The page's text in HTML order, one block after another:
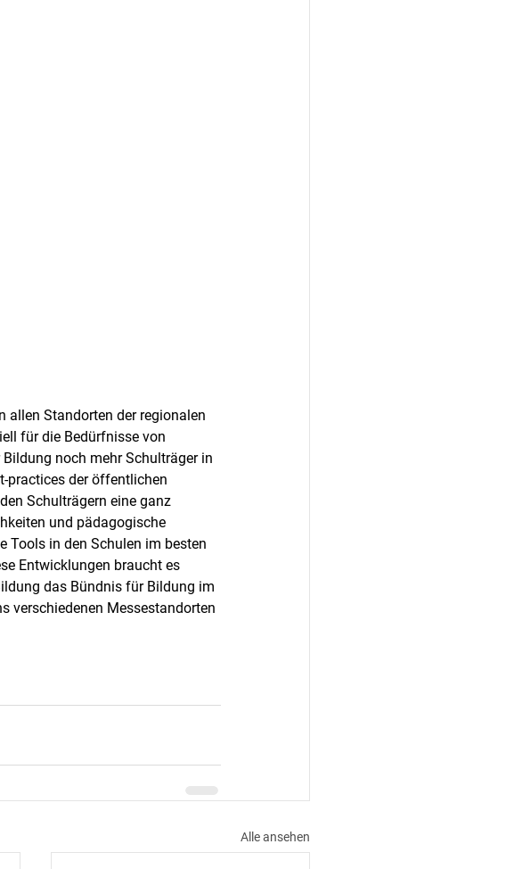
Standorten der regionalen
für die Bedürfnisse von
noch mehr Schulträger in
practices der öffentlichen
Schulträgern eine ganz
und pädagogische
Tools in den Schulen im besten
Entwicklungen braucht es
das Bündnis für Bildung im
verschiedenen Messestandorten
Alle ansehen